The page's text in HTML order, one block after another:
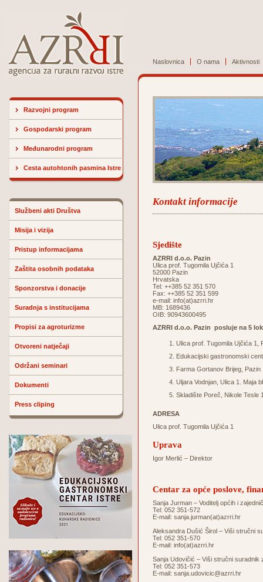
Naslovnica O nama Aktivnosti
Razvojni program
Gospodarski program
Međunarodni program
Cesta autohtonih pasmina Istre
Službeni akti Društva
Misija i vizija
Pristup informacijama
Zaštita osobnih podataka
Sponzorstva i donacije
Suradnja s institucijama
Propisi za agroturizme
Otvoreni natječaji
Održani seminari
Dokumenti
Press cliping
Kontakt informacije
Sjedište
AZRRI d.o.o. Pazin
Ulica prof. Tugomila Ujčića 1
52000 Pazin
Hrvatska
Tel: ++385 52 351 570
Fax: ++385 52 351 599
e-mail: info(at)azrri.hr
MB: 1689436
OIB: 90943600495
AZRRI d.o.o. Pazin posluje na 5
Ulica prof. Tugomila Ujčića 1,
Edukacijski gastronomski
Farma Gortanov Brijeg, Pazin
Uljara Vodnjan, Ulica 1. Maja
Skladište Poreč, Nikole Tesle
ADRESA
Ulica prof. Tugomila Ujčića 1
Uprava
Igor Merlić – Direktor
Centar za opće poslove,
Sanja Jurman – Voditelj općih i
Tel: 052 351-572
E-mail: sanja.jurman(at)azrri.hr
Aleksandra Dušić Širol – Viši stručni
Tel: 052 351-570
E-mail: info(at)azrri.hr
Sanja Udovičić – Viši stručni suradnik
Tel: 052 351-573
E-mail: sanja.udovicic@azrri.hr